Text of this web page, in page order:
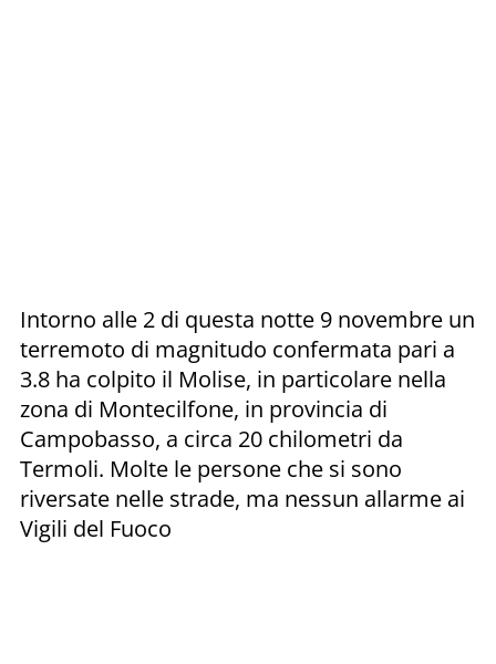
Intorno alle 2 di questa notte 9 novembre un
terremoto di magnitudo confermata pari a
3.8 ha colpito il Molise, in particolare nella
zona di Montecilfone, in provincia di
Campobasso, a circa 20 chilometri da
Termoli. Molte le persone che si sono
riversate nelle strade, ma nessun allarme ai
Vigili del Fuoco